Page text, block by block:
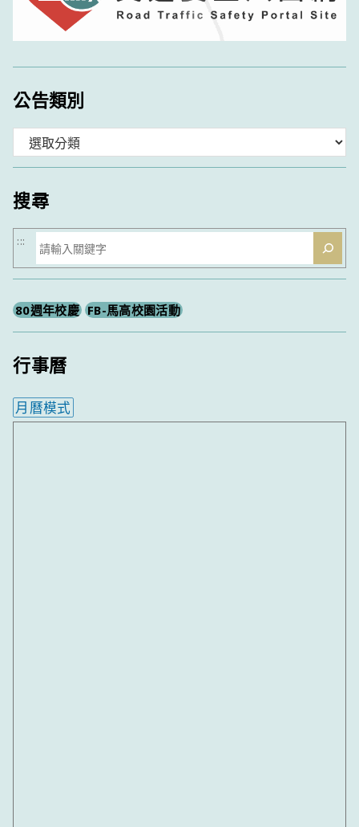
公告類別
類
搜尋
搜
尋
:::
80週年校慶 FB-馬高校園活動
行事曆
月曆模式